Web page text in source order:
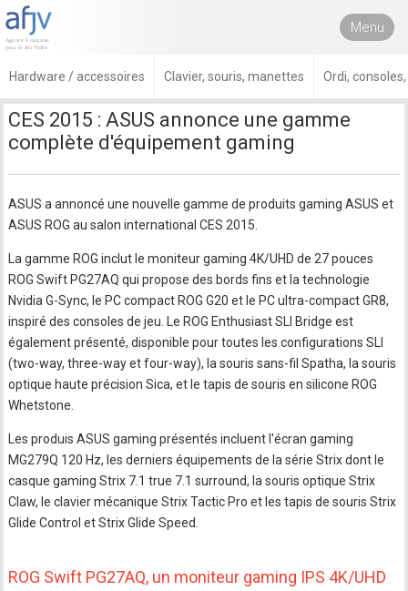
Menu
Hardware / accessoires Clavier, souris, manettes Ordi,
CES 2015 : ASUS annonce une gamme
complète d'équipement gaming
ASUS a annoncé une nouvelle gamme de produits gaming ASUS et
ASUS ROG au salon international CES 2015.
La gamme ROG inclut le moniteur gaming 4K/UHD de 27 pouces
ROG Swift PG27AQ qui propose des bords fins et la technologie
Nvidia G-Sync, le PC compact ROG G20 et le PC ultra-compact GR8,
inspiré des consoles de jeu. Le ROG Enthusiast SLI Bridge est
également présenté, disponible pour toutes les configurations SLI
(two-way, three-way et four-way), la souris sans-fil Spatha, la souris
optique haute précision Sica, et le tapis de souris en silicone ROG
Whetstone.
Les produis ASUS gaming présentés incluent l'écran gaming
MG279Q 120 Hz, les derniers équipements de la série Strix dont le
casque gaming Strix 7.1 true 7.1 surround, la souris optique Strix
Claw, le clavier mécanique Strix Tactic Pro et les tapis de souris Strix
Glide Control et Strix Glide Speed.
ROG Swift PG27AQ, un moniteur gaming IPS 4K/UHD